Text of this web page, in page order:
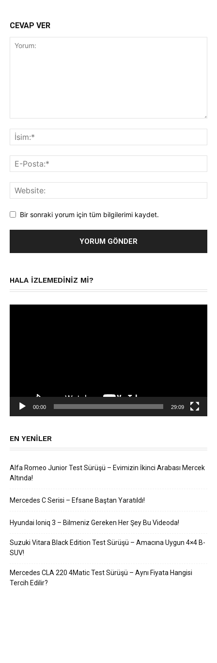
CEVAP VER
Bir sonraki yorum için tüm bilgilerimi kaydet.
HALA IZLEMEDINIZ MI?
00:00 29:09
EN YENILER
Alfa Romeo Junior Test Sürüşü – Evimizin İkinci Arabası Mercek
Altında!
Mercedes C Serisi – Efsane Baştan Yaratıldı!
Hyundai Ioniq 3 – Bilmeniz Gereken Her Şey Bu Videoda!
Suzuki Vitara Black Edition Test Sürüşü – Amacına Uygun 4×4 B-
SUV!
Mercedes CLA 220 4Matic Test Sürüşü – Aynı Fiyata Hangisi
Tercih Edilir?